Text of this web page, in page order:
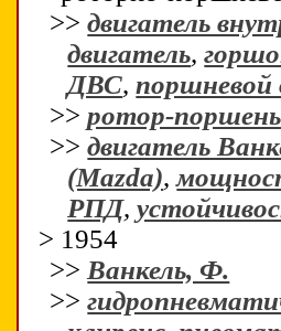
>>двигатель
двигатель,
ДВС,поршневой
>>ротор-поршень
>>двигатель
(Mazda),
РПД,
> 1954
>> Ванкель, Ф.
>>